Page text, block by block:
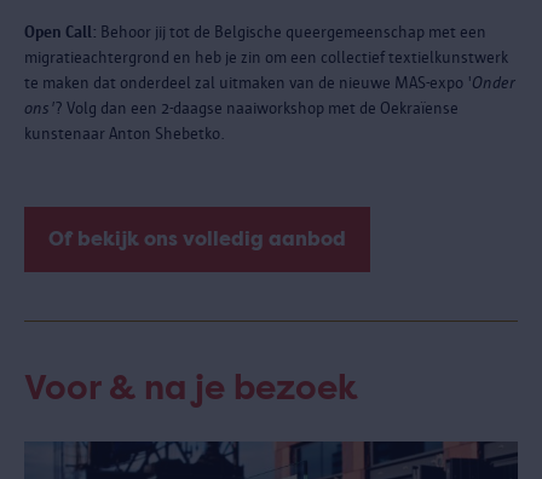
Open Call: Behoor jij tot de Belgische queergemeenschap met een
migratieachtergrond en heb je zin om een collectief textielkunstwerk
te maken dat onderdeel zal uitmaken van de nieuwe MAS-expo 'Onder
ons'? Volg dan een 2-daagse naaiworkshop met de Oekraïense
kunstenaar Anton Shebetko.
Of bekijk ons volledig aanbod
Voor & na je bezoek